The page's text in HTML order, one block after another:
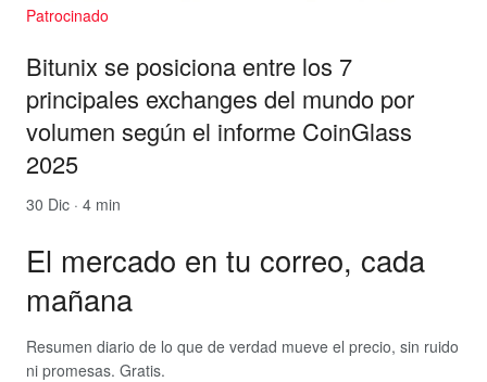
Patrocinado
Bitunix se posiciona entre los 7
principales exchanges del mundo por
volumen según el informe CoinGlass
2025
30 Dic · 4 min
El mercado en tu correo, cada
mañana
Resumen diario de lo que de verdad mueve el precio, sin ruido
ni promesas. Gratis.